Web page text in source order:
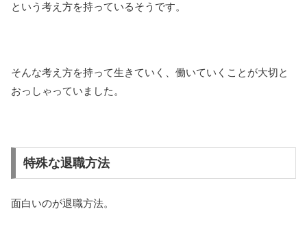
という考え方を持っているそうです。
そんな考え方を持って生きていく、働いていくことが大切と
おっしゃっていました。
特殊な退職方法
面白いのが退職方法。